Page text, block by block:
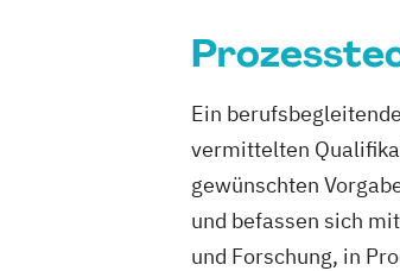
Ein
vermittelten
gewünschten
und befassen sich
und Forschung, in